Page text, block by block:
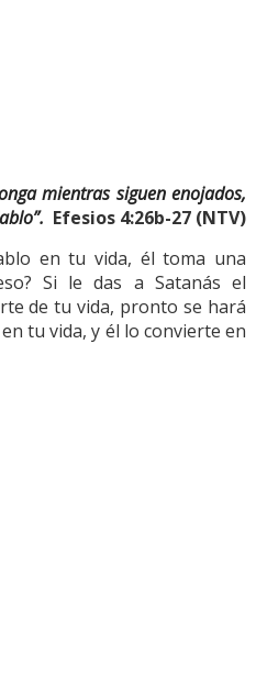
mientras siguen enojados,
Efesios 4:26b-27 (NTV)
en tu vida, él toma una
Si le das a Satanás el
de tu vida, pronto se hará
tu vida, y él lo convierte en